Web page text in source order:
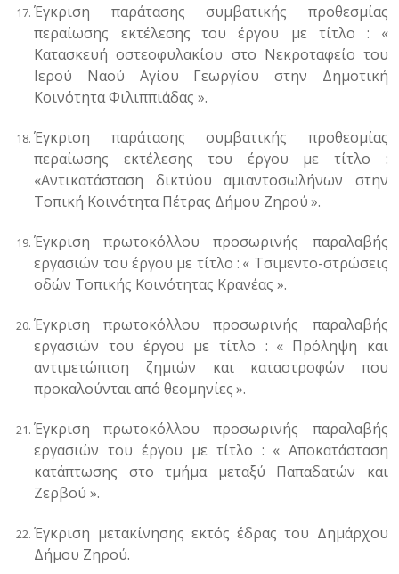
Έγκριση παράτασης
συμβατικής προθεσμίας
περαίωσης εκτέλεσης του έργου με τίτλο :
«
Κατασκευή οστεοφυλακίου στο Νεκροταφείο του
Ιερού Ναού Αγίου Γεωργίου στην Δημοτική
Κοινότητα Φιλιππιάδας ».
Έγκριση παράτασης
συμβατικής προθεσμίας
περαίωσης εκτέλεσης
του έργου με τίτλο :
«Αντικατάσταση δικτύου αμιαντοσωλήνων στην
Τοπική Κοινότητα Πέτρας Δήμου Ζηρού».
Έγκριση
πρωτοκόλλου προσωρινής παραλαβής
εργασιών του έργου με τίτλο : « Τσιμεντο-στρώσεις
οδών Τοπικής Κοινότητας Κρανέας ».
Έγκριση
πρωτοκόλλου προσωρινής παραλαβής
εργασιών του έργου με τίτλο : « Πρόληψη και
αντιμετώπιση ζημιών και καταστροφών που
προκαλούνται από θεομηνίες».
Έγκριση
πρωτοκόλλου προσωρινής παραλαβής
εργασιών του έργου με τίτλο : « Αποκατάσταση
κατάπτωσης στο τμήμα μεταξύ Παπαδατών και
Ζερβού ».
Έγκριση μετακίνησης εκτός έδρας του Δημάρχου
Δήμου Ζηρού.